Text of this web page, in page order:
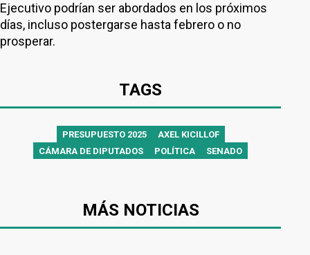
Ejecutivo podrían ser abordados en los próximos
días, incluso postergarse hasta febrero o no
prosperar.
TAGS
PRESUPUESTO 2025
AXEL KICILLOF
CÁMARA DE DIPUTADOS
POLÍTICA SENADO
MÁS NOTICIAS